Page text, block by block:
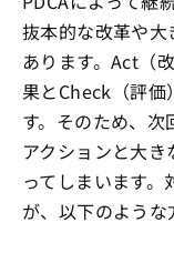
抜本的な改革や
あります。Act（
果とCheck（評価
す。そのため、
アクションと大
ってしまいます
が、以下のような